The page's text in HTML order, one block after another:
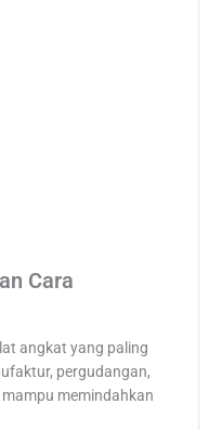
Cara
angkat yang paling
pergudangan,
memindahkan